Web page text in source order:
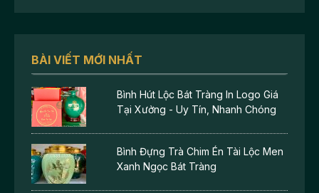
BÀI VIẾT MỚI NHẤT
Bình Hút Lộc Bát Tràng In Logo Giá
Tại Xưởng - Uy Tín, Nhanh Chóng
Bình Đựng Trà Chim Én Tài Lộc Men
Xanh Ngọc Bát Tràng